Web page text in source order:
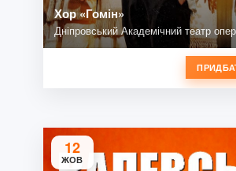
Хор «Гомін»
Дніпровський Академічний театр
12
ЖОВ